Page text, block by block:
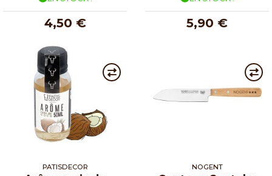
4,50 € 5,90 €
PATISDECOR NOGENT